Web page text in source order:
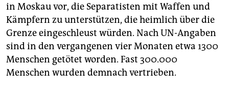
in Moskau vor, die Separatisten mit Waffen und
Kämpfern zu unterstützen, die heimlich über die
Grenze eingeschleust würden. Nach UN-Angaben
sind in den vergangenen vier Monaten etwa 1300
Menschen getötet worden. Fast 300.000
Menschen wurden demnach vertrieben.